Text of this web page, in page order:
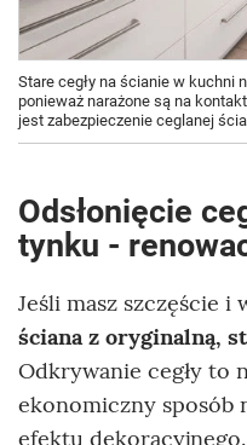
Stare cegły na ścianie w kuchni
ponieważ narażone są na
jest zabezpieczenie ceglanej
Odsłonięcie
tynku -
Jeśli masz szczęście i
ściana z oryginalną,
Odkrywanie cegły to
ekonomiczny sposób
efektu dekoracyjnego.